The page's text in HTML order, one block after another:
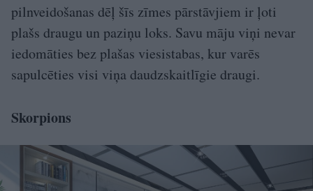
pilnveidošanas dēļ šīs zīmes pārstāvjiem ir ļoti
plašs draugu un paziņu loks. Savu māju viņi nevar
iedomāties bez plašas viesistabas, kur varēs
sapulcēties visi viņa daudzskaitlīgie draugi.
Skorpions